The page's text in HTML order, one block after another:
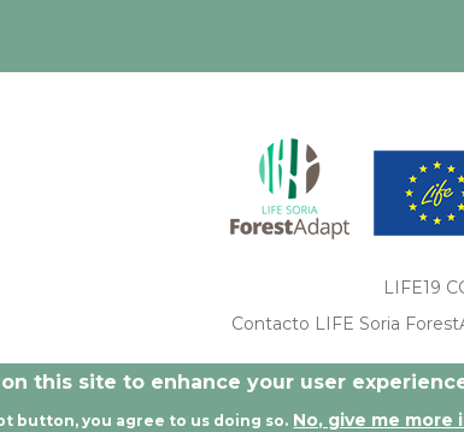
LIFE19
Contacto LIFE Soria
aportadas en esta publicación son de exclusiva responsabilidad del
this site to enhance your user
button, you agree to us doing so. No, give me more